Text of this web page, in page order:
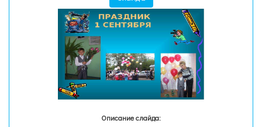
Описание слайда: